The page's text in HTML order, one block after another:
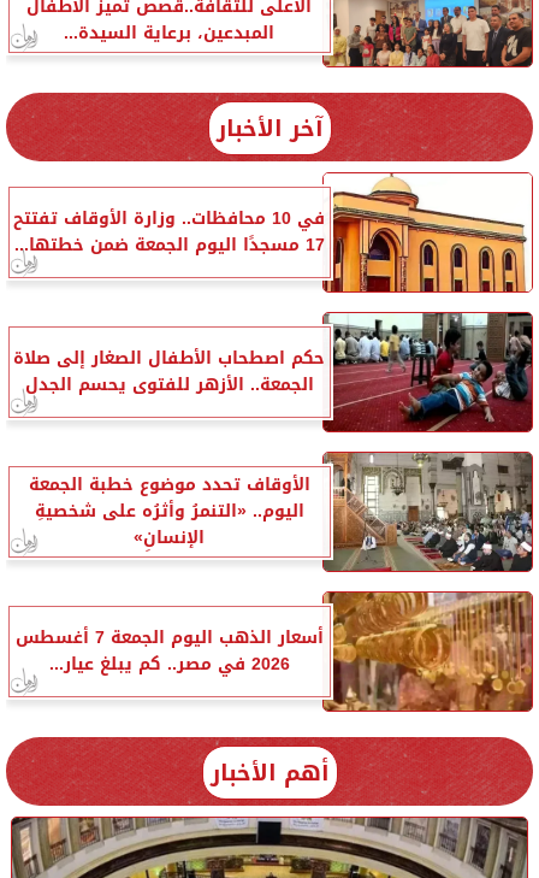
الأعلى للثقافة..قصص تميز الأطفال
المبدعين، برعاية السيدة...
آخر الأخبار
في 10 محافظات.. وزارة الأوقاف تفتتح
17 مسجدًا اليوم الجمعة ضمن خطتها...
حكم اصطحاب الأطفال الصغار إلى صلاة
الجمعة.. الأزهر للفتوى يحسم الجدل
الأوقاف تحدد موضوع خطبة الجمعة
اليوم.. «التنمرُ وأثرُه على شخصيةِ
الإنسانِ»
أسعار الذهب اليوم الجمعة 7 أغسطس
2026 في مصر.. كم يبلغ عيار...
أهم الأخبار